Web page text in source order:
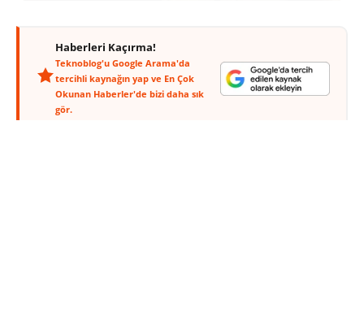
Haberleri Kaçırma!
Teknoblog'u Google Arama'da
tercihli kaynağın yap ve En Çok
Okunan Haberler'de bizi daha sık
gör.